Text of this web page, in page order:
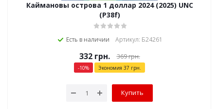
Каймановы острова 1 доллар 2024 (2025) UNC
(P38f)
Есть в наличии Артикул: Б24261
332грн. 369грн.
-10% Экономия 37 грн.
Купить